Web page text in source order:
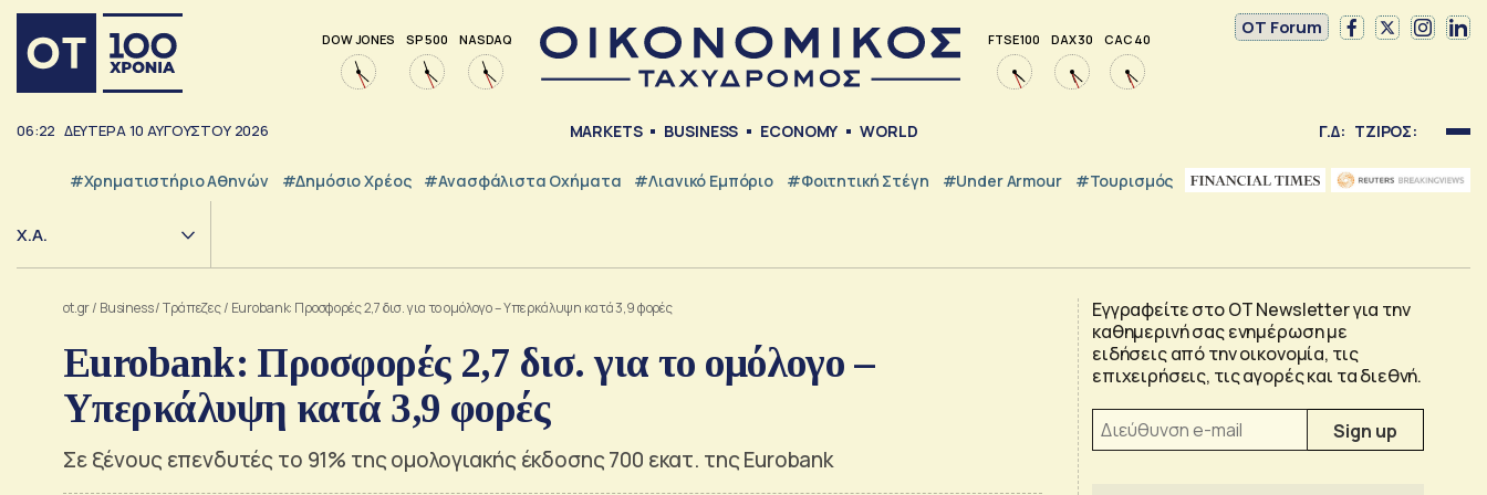
DOW JONES SP 500 NASDAQ FTSE 100 DAX 30 CAC 40
OT Forum
06:22 ΔΕΥΤΕΡΑ10 ΑΥΓΟΥΣΤΟΥ 2026 MARKETS BUSINESS ECONOMY WORLD Γ.Δ: ΤΖΙΡΟΣ:
#Χρηματιστήριο Αθηνών #Δημόσιο Χρέος #Ανασφάλιστα Οχήματα #λιανικό Εμπόριο #Φοιτητική Στέγη #Under Armour #Τουρισμός
Χ.Α.
ot.gr/ Business/Τράπεζες/ Eurobank: Προσφορές 2,7 δισ. για το ομόλογο – Υπερκάλυψη κατά 3,9 φορές
Eurobank: Προσφορές 2,7 δισ. για το ομόλογο –
Υπερκάλυψη κατά 3,9 φορές
Σε ξένους επενδυτές το 91% της ομολογιακής έκδοσης 700 εκατ. της Eurobank
Εγγραφείτε στο OT Newsletter για την
καθημερινή σας ενημέρωση με
ειδήσεις από την οικονομία, τις
επιχειρήσεις, τις αγορές και τα διεθνή.